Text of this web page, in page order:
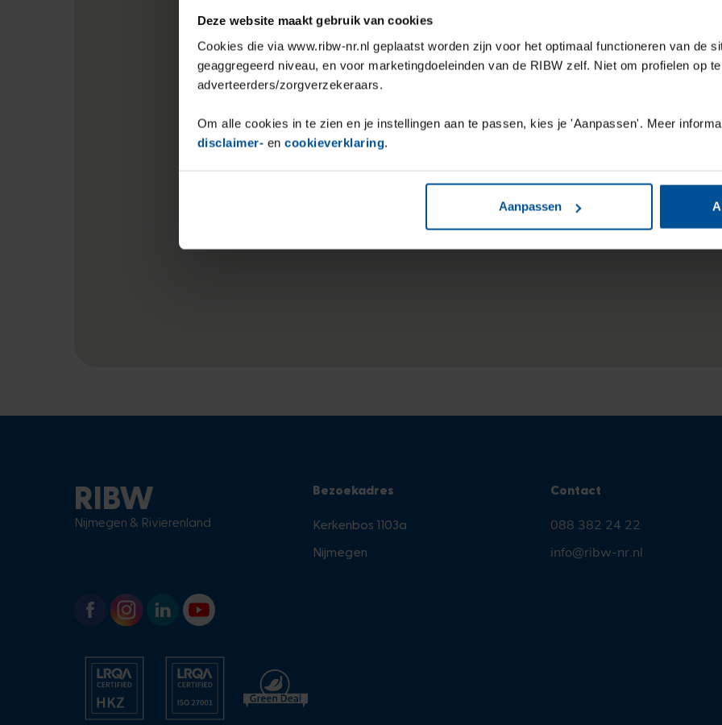
Deze website maakt gebruik van cookies
Cookies die via www.ribw-nr.nl geplaatst worden zijn voor het optimaal functioneren van de
geaggregeerd niveau, en voor marketingdoeleinden van de RIBW zelf. Niet om profielen op
adverteerders/zorgverzekeraars.
Om alle cookies in te zien en je instellingen aan te passen, kies je 'Aanpassen'. Meer
disclaimer- en cookieverklaring.
Aanpassen
RIBW
Nijmegen & Rivierenland
Bezoekadres
Kerkenbos 1103a
Nijmegen
Contact
088 382 24 22
info@ribw-nr.nl